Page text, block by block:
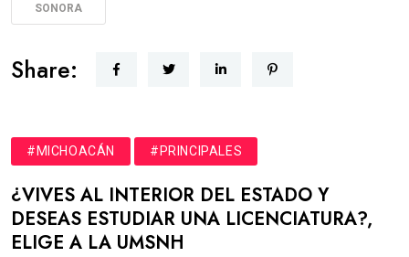
SONORA
Share:
#MICHOACÁN #PRINCIPALES
¿VIVES AL INTERIOR DEL ESTADO Y
DESEAS ESTUDIAR UNA LICENCIATURA?,
ELIGE A LA UMSNH